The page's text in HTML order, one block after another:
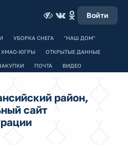
Войти
УБОРКА СНЕГА "НАШ ДОМ"
ХМАО-ЮГРЫ ОТКРЫТЫЕ ДАННЫЕ
ПОЧТА ВИДЕО
район,
сайт